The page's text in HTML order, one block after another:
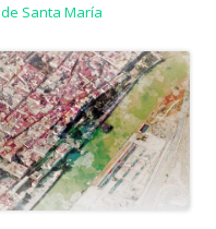
Santa María